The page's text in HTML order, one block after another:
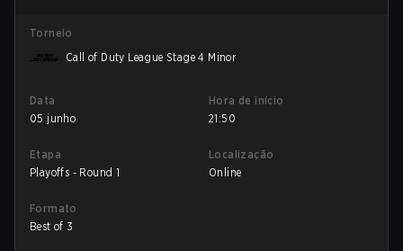
Torneio
Call of Duty League Stage 4 Minor
Data
05 junho
Hora de início
21:50
Etapa
Playoffs - Round 1
Localização
Online
Formato
Best of 3